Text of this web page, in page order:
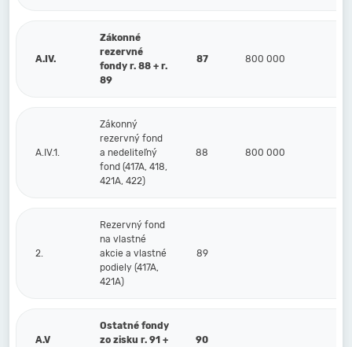
A.IV.
Zákonné
rezervné
fondy r. 88 + r.
89
87 800 000
A.IV.1.
Zákonný
rezervný fond
a nedeliteľný
fond (417A, 418,
421A, 422)
88 800 000
2.
Rezervný fond
na vlastné
akcie a vlastné
podiely (417A,
421A)
89
A.V
Ostatné fondy
zo zisku r. 91 +
90